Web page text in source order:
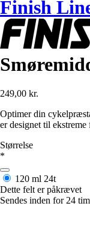
Finish
249,00 kr.
Optimer din
er designet til
Størrelse
*
120 ml 24t
Dette felt er påkrævet
Sendes inden for 24